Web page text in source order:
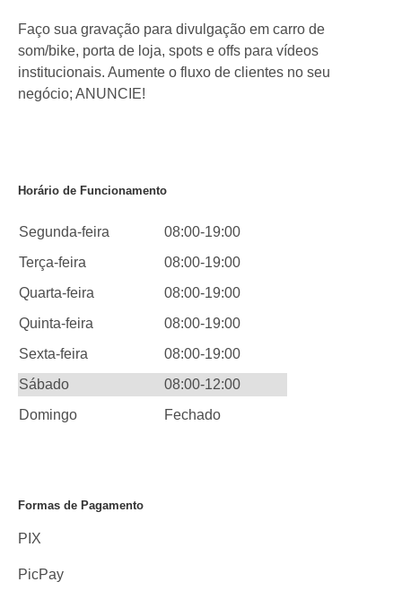
Faço sua gravação para divulgação em carro de
som/bike, porta de loja, spots e offs para vídeos
institucionais. Aumente o fluxo de clientes no seu
negócio; ANUNCIE!
Horário de Funcionamento
Segunda-feira
08:00-19:00
Terça-feira
08:00-19:00
Quarta-feira
08:00-19:00
Quinta-feira
08:00-19:00
Sexta-feira
08:00-19:00
Sábado
08:00-12:00
Domingo
Fechado
Formas de Pagamento
PIX
PicPay